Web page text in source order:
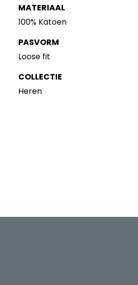
MATERIAAL
100% Katoen
PASVORM
Loose fit
COLLECTIE
Heren